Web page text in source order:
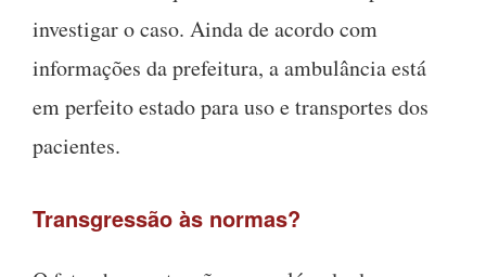
investigar o caso. Ainda de acordo com
informações da prefeitura, a ambulância está
em perfeito estado para uso e transportes dos
pacientes.
Transgressão às normas?